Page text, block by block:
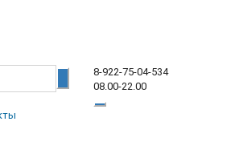
8-922-75-04-534
08.00-22.00